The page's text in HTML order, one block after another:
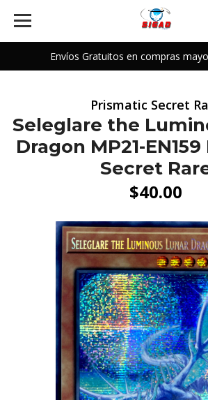
Envíos Gratuitos en compras
Prismatic Secret
Seleglare the
Dragon MP21-
Secret
$40.00